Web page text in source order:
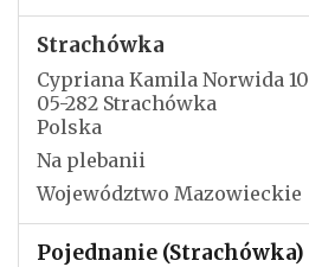
Strachówka
Cypriana Kamila Norwida 10
05-282 Strachówka
Polska
Na plebanii
Województwo Mazowieckie
Pojednanie (Strachówka)